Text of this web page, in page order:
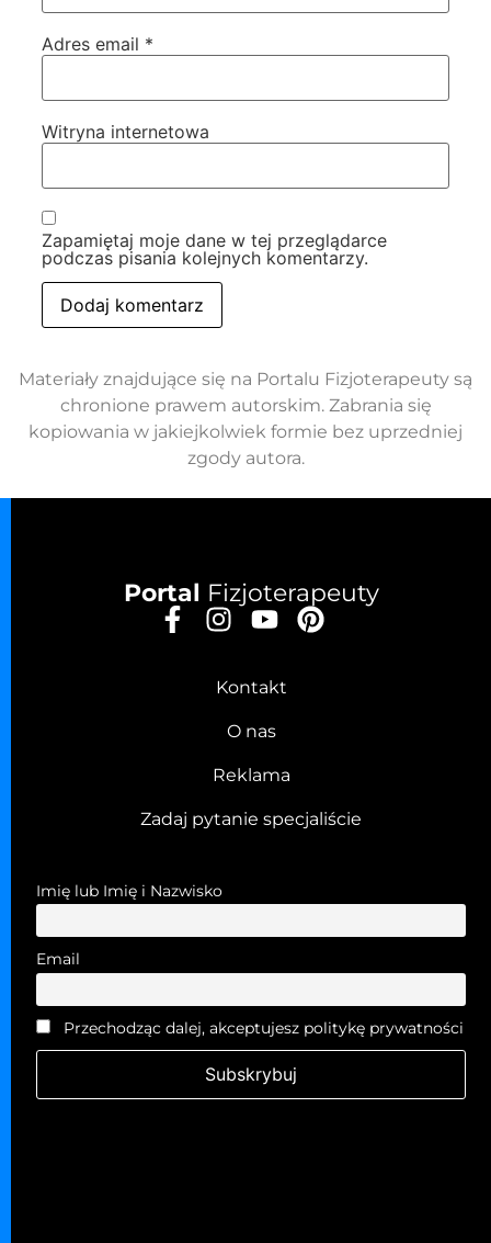
Adres email *
Witryna internetowa
Zapamiętaj moje dane w tej przeglądarce
podczas pisania kolejnych komentarzy.
Materiały znajdujące się na Portalu Fizjoterapeuty są
chronione prawem autorskim. Zabrania się
kopiowania w jakiejkolwiek formie bez uprzedniej
zgody autora.
Portal Fizjoterapeuty
Kontakt
O nas
Reklama
Zadaj pytanie specjaliście
Imię lub Imię i Nazwisko
Email
Przechodząc dalej, akceptujesz politykę prywatności